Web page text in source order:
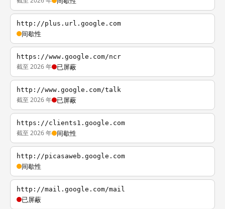
http://plus.url.google.com
间歇性
https://www.google.com/ncr
截至 2026 年 已屏蔽
http://www.google.com/talk
截至 2026 年 已屏蔽
https://clients1.google.com
截至 2026 年 间歇性
http://picasaweb.google.com
间歇性
http://mail.google.com/mail
已屏蔽